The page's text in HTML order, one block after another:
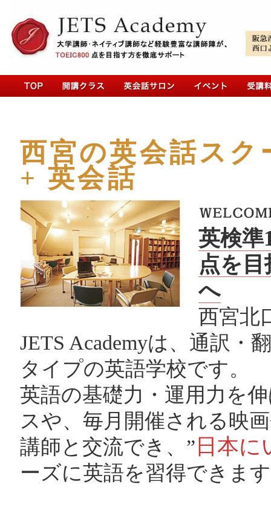
西宮の英会話ス
+ 英会話
英検準
点を
へ
西宮北
JETS Academyは、通訳・
タイプの英語学校です。
英語の基礎力・運用力を
スや、毎月開催される映
講師と交流でき、” 日本に
ーズに英語を習得できま